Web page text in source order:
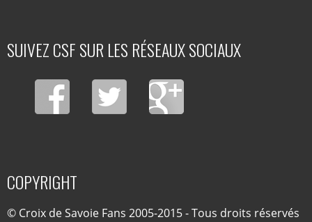
SUIVEZ CSF SUR LES RÉSEAUX SOCIAUX
COPYRIGHT
© Croix de Savoie Fans 2005-2015 - Tous droits réservés